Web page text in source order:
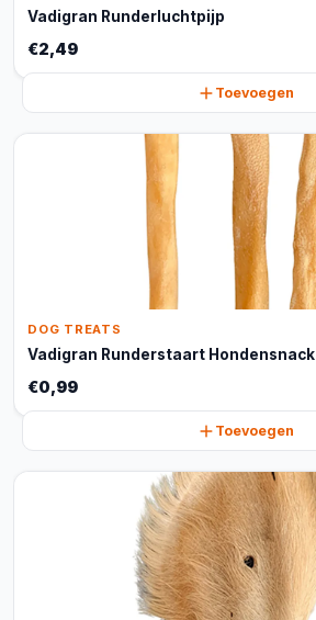
Vadigran Runderluchtpijp
€2,49
Toevoegen
DOG TREATS
Vadigran Runderstaart Hondensnack
€0,99
Toevoegen